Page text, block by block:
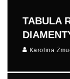
TABULA
Karolina